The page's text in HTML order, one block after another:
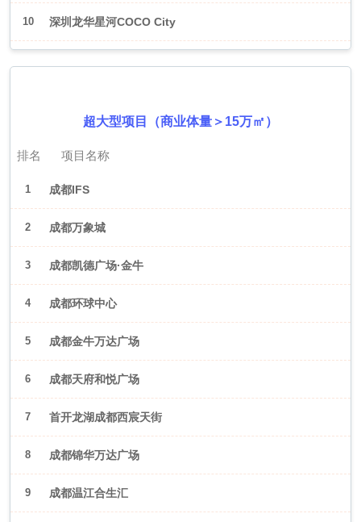
10 深圳龙华星河COCO City
超大型项目（商业体量＞15万㎡）
排名 项目名称
1 成都IFS
2 成都万象城
3 成都凯德广场·金牛
4 成都环球中心
5 成都金牛万达广场
6 成都天府和悦广场
7 首开龙湖成都西宸天街
8 成都锦华万达广场
9 成都温江合生汇